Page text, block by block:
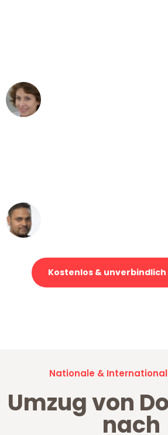
Kostenlos &
Nationale &
Umzug von
nach